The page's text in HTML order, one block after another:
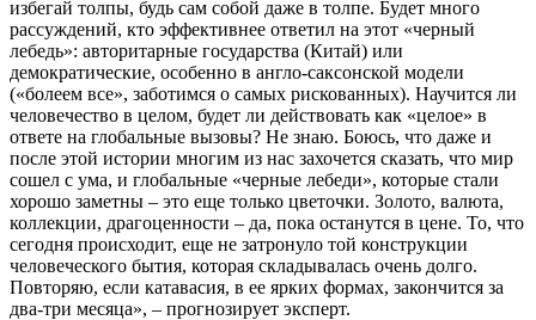
избегай толпы, будь сам собой даже в толпе. Будет много
рассуждений, кто эффективнее ответил на этот «черный
лебедь»: авторитарные государства (Китай) или
демократические, особенно в англо-саксонской модели
(«болеем все», заботимся о самых рискованных). Научится ли
человечество в целом, будет ли действовать как «целое» в
ответе на глобальные вызовы? Не знаю. Боюсь, что даже и
после этой истории многим из нас захочется сказать, что мир
сошел с ума, и глобальные «черные лебеди», которые стали
хорошо заметны – это еще только цветочки. Золото, валюта,
коллекции, драгоценности – да, пока останутся в цене. То, что
сегодня происходит, еще не затронуло той конструкции
человеческого бытия, которая складывалась очень долго.
Повторяю, если катавасия, в ее ярких формах, закончится за
два-три месяца», – прогнозирует эксперт.